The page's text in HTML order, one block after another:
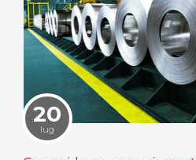
20
lug